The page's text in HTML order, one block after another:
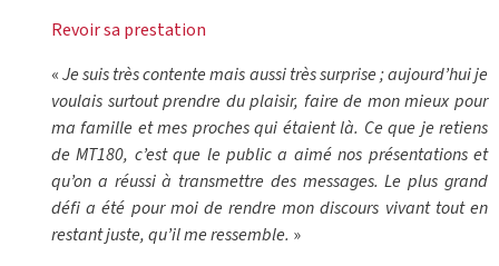
Revoir sa prestation
«Je suis très contente mais aussi très surprise ; aujourd’hui je
voulais surtout prendre du plaisir, faire de mon mieux pour
ma famille et mes proches qui étaient là. Ce que je retiens
de MT180, c’est que le public a aimé nos présentations et
qu’on a réussi à transmettre des messages. Le plus grand
défi a été pour moi de rendre mon discours vivant tout en
restant juste, qu’il me ressemble. »